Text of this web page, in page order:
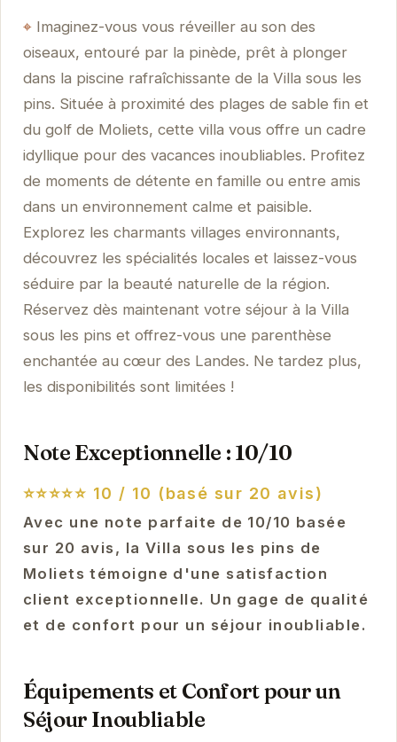
Imaginez-vous vous réveiller au son des
oiseaux, entouré par la pinède, prêt à plonger
dans la piscine rafraîchissante de la Villa sous les
pins. Située à proximité des plages de sable fin et
du golf de Moliets, cette villa vous offre un cadre
idyllique pour des vacances inoubliables. Profitez
de moments de détente en famille ou entre amis
dans un environnement calme et paisible.
Explorez les charmants villages environnants,
découvrez les spécialités locales et laissez-vous
séduire par la beauté naturelle de la région.
Réservez dès maintenant votre séjour à la Villa
sous les pins et offrez-vous une parenthèse
enchantée au cœur des Landes. Ne tardez plus,
les disponibilités sont limitées !
Note Exceptionnelle : 10/10
⭐⭐⭐⭐⭐ 10 / 10 (basé sur 20 avis)
Avec une note parfaite de 10/10 basée
sur 20 avis, la Villa sous les pins de
Moliets témoigne d'une satisfaction
client exceptionnelle. Un gage de qualité
et de confort pour un séjour inoubliable.
Équipements et Confort pour un
Séjour Inoubliable